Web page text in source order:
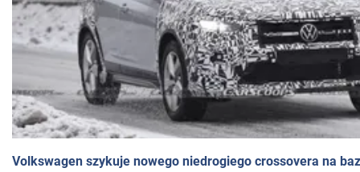
Volkswagen szykuje nowego niedrogiego crossovera na